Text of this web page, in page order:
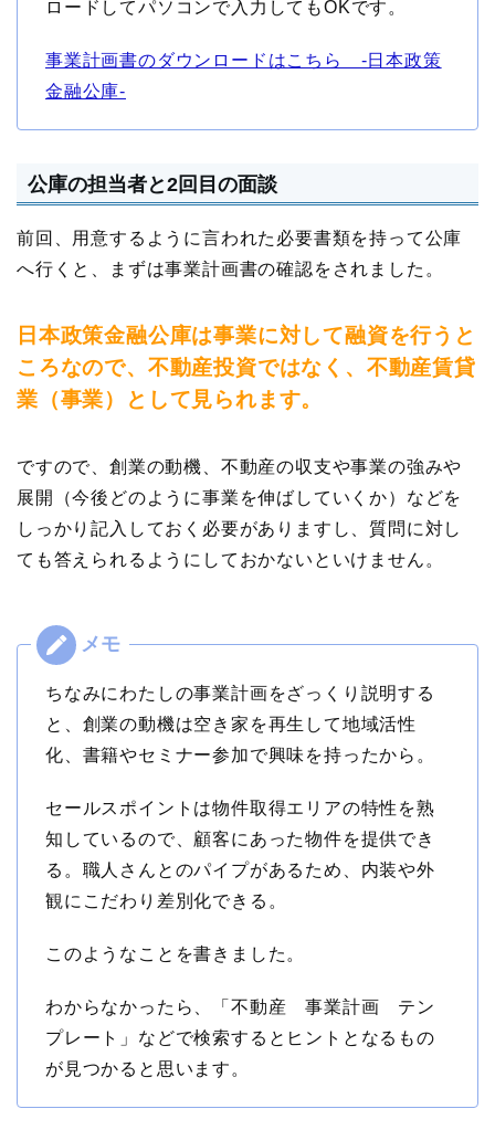
ロードしてパソコンで入力してもOKです。
事業計画書のダウンロードはこちら -日本政策
金融公庫-
公庫の担当者と2回目の面談
前回、用意するように言われた必要書類を持って公庫
へ行くと、まずは事業計画書の確認をされました。
日本政策金融公庫は事業に対して融資を行うと
ころなので、不動産投資ではなく、不動産賃貸
業（事業）として見られます。
ですので、創業の動機、不動産の収支や事業の強みや
展開（今後どのように事業を伸ばしていくか）などを
しっかり記入しておく必要がありますし、質問に対し
ても答えられるようにしておかないといけません。
ちなみにわたしの事業計画をざっくり説明する
と、創業の動機は空き家を再生して地域活性
化、書籍やセミナー参加で興味を持ったから。
セールスポイントは物件取得エリアの特性を熟
知しているので、顧客にあった物件を提供でき
る。職人さんとのパイプがあるため、内装や外
観にこだわり差別化できる。
このようなことを書きました。
わからなかったら、「不動産 事業計画 テン
プレート」などで検索するとヒントとなるもの
が見つかると思います。